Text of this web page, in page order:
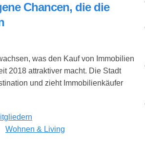
Chancen, die die
was den Kauf von Immobilien
2018 attraktiver macht. Die Stadt
und zieht Immobilienkäufer
Wohnen & Living